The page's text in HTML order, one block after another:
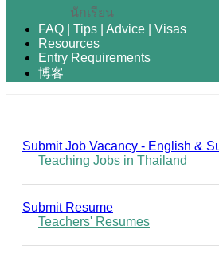
นักเรียน
FAQ | Tips | Advice | Visas
Resources
Entry Requirements
博客
Submit Job Vacancy - English &
Teaching Jobs in Thailand
Submit Resume
Teachers' Resumes